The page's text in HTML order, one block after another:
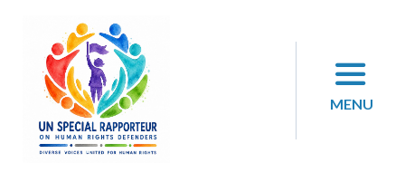
content
MENU